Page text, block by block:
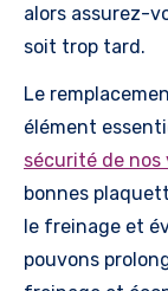
alors assurez-
soit trop tard.
Le
élément
sécurité de nos
bonnes
le freinage et
pouvons